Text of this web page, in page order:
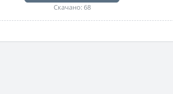
Скачано: 68